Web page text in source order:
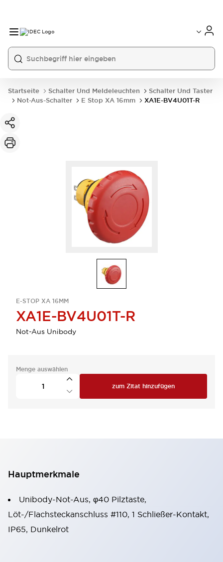
Startseite Schalter Und Meldeleuchten
Schalter Und Taster
Not-Aus-Schalter
E Stop XA 16mm XA1E-BV4U01T-R
E-STOP XA 16MM
XA1E-BV4U01T-R
Not-Aus Unibody
Menge auswählen
zum Zitat hinzufügen
Hauptmerkmale
Unibody-Not-Aus, φ40 Pilztaste,
Löt-/Flachsteckanschluss #110, 1 Schließer-Kontakt,
IP65, Dunkelrot